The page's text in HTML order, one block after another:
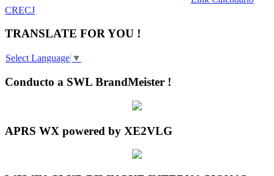
CRECJ
TRANSLATE FOR YOU !
Select Language ▼
Conducto a SWL BrandMeister !
APRS WX powered by XE2VLG